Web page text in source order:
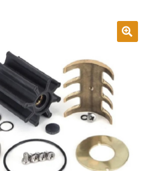
öffnen
öffnen